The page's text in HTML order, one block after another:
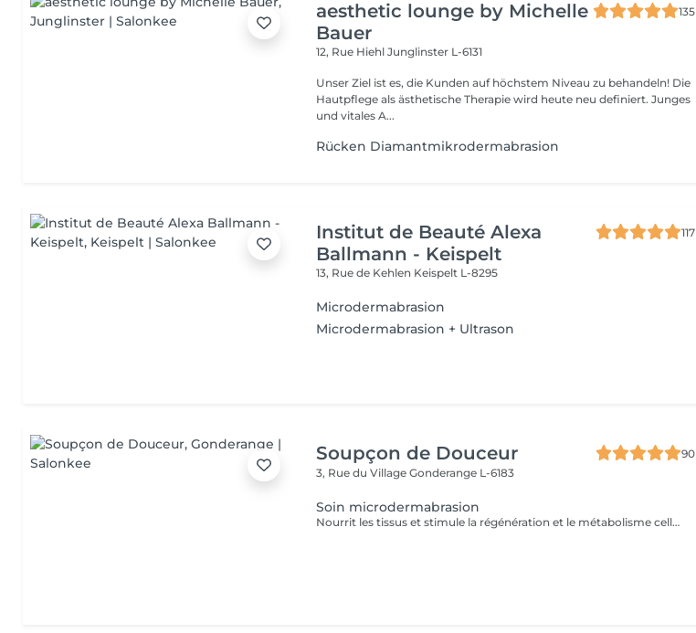
aesthetic lounge by Michelle
Bauer
135
12, Rue HiehlJunglinster L-6131
Unser Ziel ist es, die Kunden auf höchstem Niveau zu behandeln! Die
Hautpflege als ästhetische Therapie wird heute neu definiert. Junges
und vitales A...
Rücken Diamantmikrodermabrasion
Institut de Beauté Alexa
Ballmann - Keispelt
117
13, Rue de Kehlen Keispelt L-8295
Microdermabrasion
Microdermabrasion + Ultrason
Soupçon de Douceur
90
3, Rue du VillageGonderange L-6183
Soin microdermabrasion
Nourrit les tissus et stimule la régénération et le métabolisme cellulaire